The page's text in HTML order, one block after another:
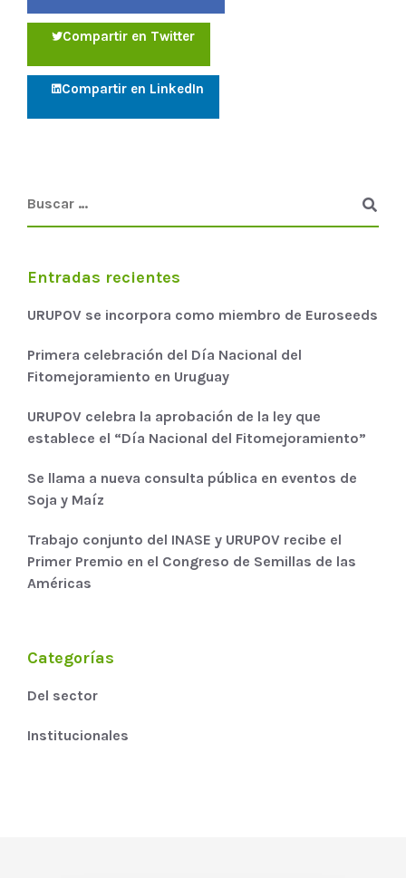
Compartir en Twitter
Compartir en LinkedIn
Entradas recientes
URUPOV se incorpora como miembro de Euroseeds
Primera celebración del Día Nacional del
Fitomejoramiento en Uruguay
URUPOV celebra la aprobación de la ley que
establece el “Día Nacional del Fitomejoramiento”
Se llama a nueva consulta pública en eventos de
Soja y Maíz
Trabajo conjunto del INASE y URUPOV recibe el
Primer Premio en el Congreso de Semillas de las
Américas
Categorías
Del sector
Institucionales